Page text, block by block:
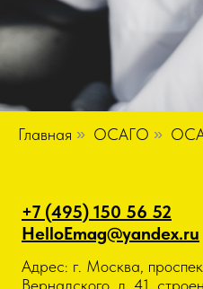
Главная » ОСАГО »
+7 (495) 150 56 52
HelloEmag@yandex.ru
Адрес: г. Москва,
Вернадского, д. 41,